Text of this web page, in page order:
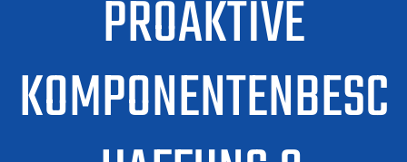
PROAKTIVE
KOMPONENTENBESC